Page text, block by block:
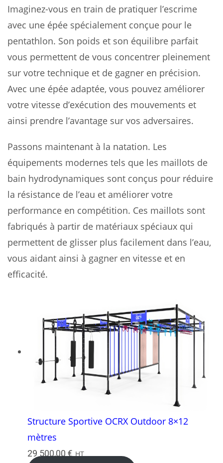
Imaginez-vous en train de pratiquer l’escrime
avec une épée spécialement conçue pour le
pentathlon. Son poids et son équilibre parfait
vous permettent de vous concentrer pleinement
sur votre technique et de gagner en précision.
Avec une épée adaptée, vous pouvez améliorer
votre vitesse d’exécution des mouvements et
ainsi prendre l’avantage sur vos adversaires.
Passons maintenant à la natation. Les
équipements modernes tels que les maillots de
bain hydrodynamiques sont conçus pour réduire
la résistance de l’eau et améliorer votre
performance en compétition. Ces maillots sont
fabriqués à partir de matériaux spéciaux qui
permettent de glisser plus facilement dans l’eau,
vous aidant ainsi à gagner en vitesse et en
efficacité.
Structure Sportive OCRX Outdoor 8×12
mètres
29 500,00€ HT